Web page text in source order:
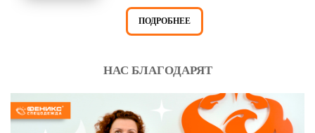
ПОДРОБНЕЕ
НАС БЛАГОДАРЯТ